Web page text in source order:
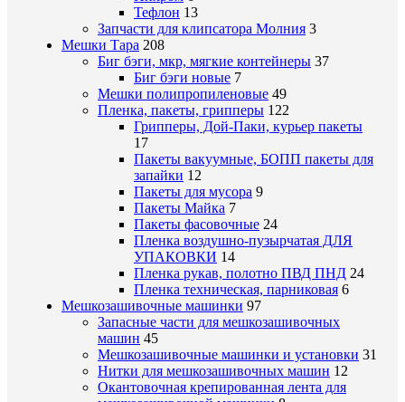
Тефлон 13
Запчасти для клипсатора Молния 3
Мешки Тара 208
Биг бэги, мкр, мягкие контейнеры 37
Биг бэги новые 7
Мешки полипропиленовые 49
Пленка, пакеты, грипперы 122
Грипперы, Дой-Паки, курьер пакеты
17
Пакеты вакуумные, БОПП пакеты для
запайки 12
Пакеты для мусора 9
Пакеты Майка 7
Пакеты фасовочные 24
Пленка воздушно-пузырчатая ДЛЯ
УПАКОВКИ 14
Пленка рукав, полотно ПВД ПНД 24
Пленка техническая, парниковая 6
Мешкозашивочные машинки 97
Запасные части для мешкозашивочных
машин 45
Мешкозашивочные машинки и установки 31
Нитки для мешкозашивочных машин 12
Окантовочная крепированная лента для